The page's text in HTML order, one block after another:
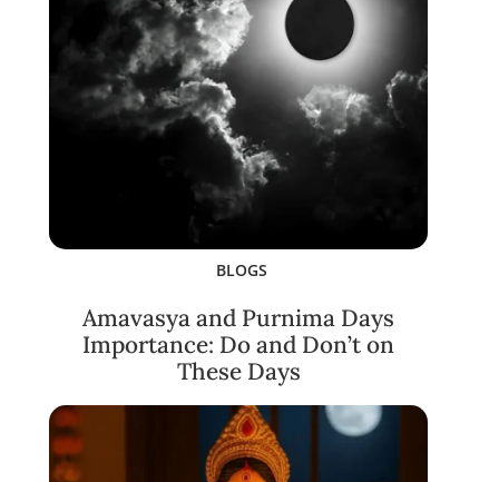
BLOGS
Amavasya and Purnima Days
Importance: Do and Don’t on
These Days